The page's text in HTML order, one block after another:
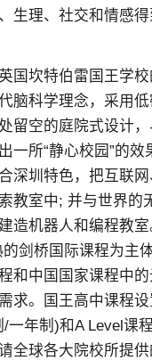
生理、社交和情感
国坎特伯雷国王学
脑科学理念，采用
留空的庭院式设计
一所“静心校园”的效
深圳特色，把互联
教室中; 并与世界的
造机器人和编程教
剑桥国际课程为主
和中国国家课程中
求。国王高中课程
一年制)和A Level课
全球各大院校所提供